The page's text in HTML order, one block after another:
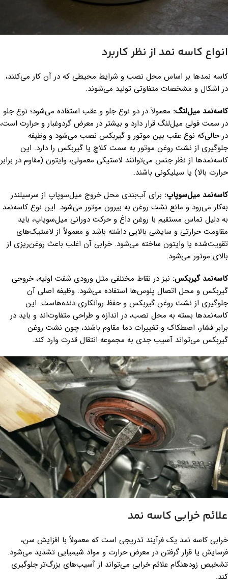
انواع کاسه نمد از نظر کاربرد
کاسه نمدها بر اساس محل نصب و شرایط محیطی که در آن کار می‌کنند،
در اشکال و مشخصات متفاوتی تولید می‌شوند.
کاسه‌نمد میل‌لنگ: معمولاً در دو نوع جلو و عقب استفاده می‌شود؛ نوع جلو
در سمت فولی میل‌لنگ قرار دارد و بیشتر در معرض گردوغبار و حرارت است،
در حالی‌که نوع عقب بین موتور و گیربکس نصب می‌شود و وظیفه
جلوگیری از نشت روغن موتور به سمت کلاچ یا گیربکس را دارد. این
کاسه‌نمدها از نظر جنس می‌توانند لاستیکی معمولی، وایتون (مقاوم در برابر
حرارت بالا) یا سیلیکونی باشند.
کاسه‌نمد میل‌سوپاپ: برای آب‌بندی محل خروج میل‌سوپاپ از سرسیلندر
به‌کار می‌رود و مانع نشت روغن به بیرون موتور می‌شود. این نوع کاسه‌نمد
به دلیل تماس مستقیم با روغن داغ و حرکت دورانی میل‌سوپاپ، باید
مقاومت حرارتی و سایشی بالایی داشته باشد و معمولاً از لاستیک‌های
تقویت‌شده یا وایتون ساخته می‌شود. خرابی آن اغلب باعث روغن‌ریزی از
بالای موتور می‌شود.
کاسه‌نمد گیربکس: نیز در نقاط مختلفی مثل ورودی شفت اولیه، خروجی
گیربکس و محل اتصال پلوس‌ها استفاده می‌شود. وظیفه اصلی آن
جلوگیری از نشت روغن گیربکس و حفظ روانکاری دنده‌هاست. این
کاسه‌نمدها بسته به محل نصب، در اندازه و طراحی متفاوت‌اند و باید در
برابر فشار، اصطکاک و تغییرات دما مقاوم باشند، چون نشت روغن
گیربکس می‌تواند آسیب جدی به مجموعه انتقال قدرت وارد کند.
علائم خرابی کاسه نمد
خرابی کاسه نمد یک فرآیند تدریجی است که معمولاً با افزایش سن،
فرسایش یا قرار گرفتن در معرض حرارت و مواد شیمیایی تشدید می‌شود.
تشخیص زودهنگام علائم خرابی می‌تواند از آسیب‌های بزرگ‌تر جلوگیری
کند.